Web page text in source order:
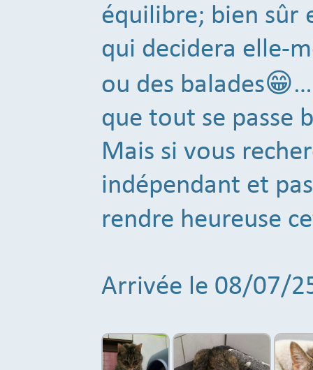
équilibre; bien sûr
qui decidera elle-
ou des
que tout se passe
Mais si vous
indépendant et
rendre heureuse
Arrivée le 08/07/